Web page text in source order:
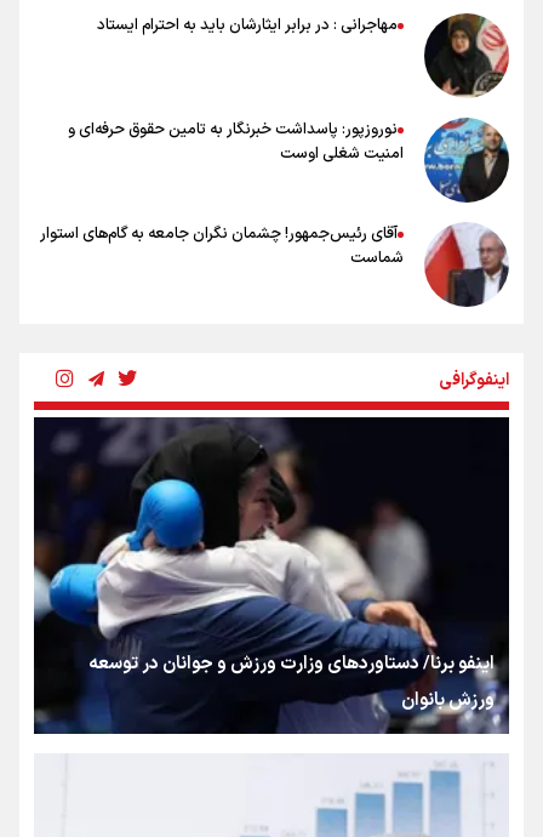
۱۷ مرداد؛ روز خبرنگار
خانواده شهید لاریجانی: از اظهارات شتاب‌زده درباره چگونگی شهادت اجتناب
کنید
مهاجرانی : در برابر ایثارشان باید به احترام ایستاد
نوروزپور: پاسداشت خبرنگار به تامین حقوق حرفه‌ای و
امنیت شغلی اوست
آقای رئیس‌جمهور! چشمان نگران جامعه به گام‌های استوار
شماست
بنزین؛ تدبیری برای حفظ امنیت انرژی
«هورامان»؛ میراثی که جهان را شیفته کرد
شکستگیِ بزرگ؛ روایتِ یک استخوان، یک نسل، یک توهم!
رسانه ملی و حق مردم برای شنیدن صدای رئیس‌جمهوری
اینفوگرافی
اینفو برنا/ دستاوردهای وزارت ورزش و جوانان در توسعه
ورزش بانوان